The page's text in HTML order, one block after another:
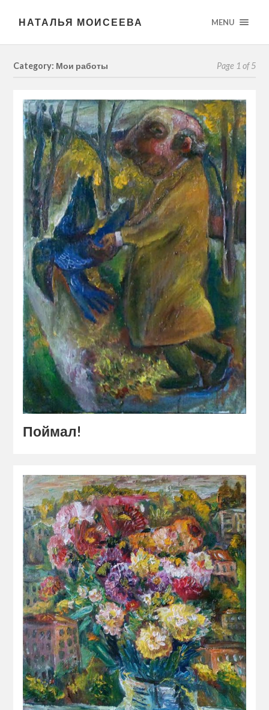
НАТАЛЬЯ МОИСЕЕВА MENU
Category: Мои работы Page 1 of 5
Поймал!